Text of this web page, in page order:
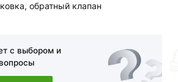
сертифицирован,
обратный клапан
с выбором и